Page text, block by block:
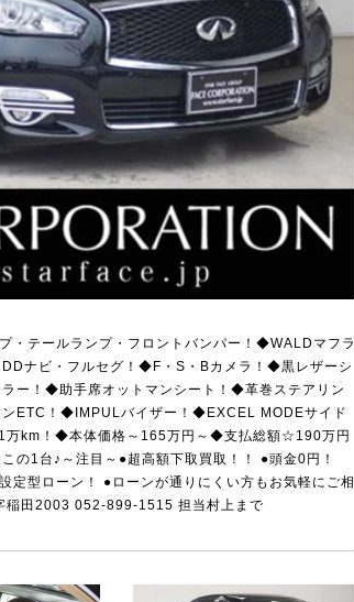
テールランプ・フロントバンパー！◆WALDマフラ
ナビ・フルセグ！◆F・S・Bカメラ！◆黒レザーシ
ー！◆助手席オットマンシート！◆革巻ステアリン
ETC！◆IMPULバイザー！◆EXCEL MODEサイド
km！◆本体価格～165万円～◆支払総額☆190万円
1台♪～注目～●超高額下取買取！！ ●頭金0円！
定型ローン！ ●ローンが通りにくい方もお気軽にご相
稲田2003 052-899-1515 担当村上まで